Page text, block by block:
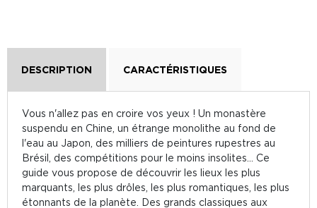
DESCRIPTION CARACTÉRISTIQUES
Vous n'allez pas en croire vos yeux ! Un monastère
suspendu en Chine, un étrange monolithe au fond de
l'eau au Japon, des milliers de peintures rupestres au
Brésil, des compétitions pour le moins insolites... Ce
guide vous propose de découvrir les lieux les plus
marquants, les plus drôles, les plus romantiques, les plus
étonnants de la planète. Des grands classiques aux